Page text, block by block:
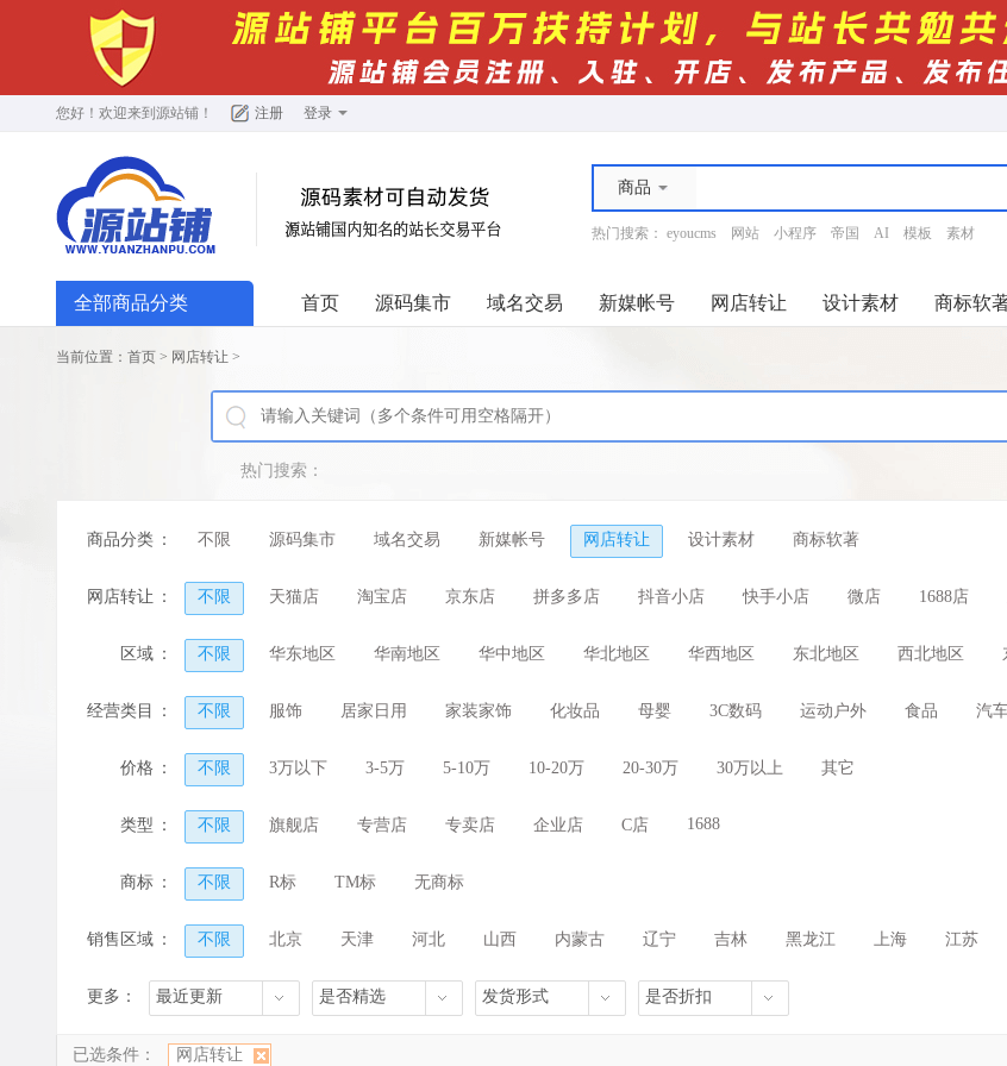
您好！欢迎来到 源站铺 ！ 注册 登录
商品
热门搜索： eyoucms 网站 小程序 帝国 AI 模板 素材
全部商品分类 首页 源码集市 域名交易 新媒帐号 网店转让 设计素材 商标软
当前位置： 首页 > 网店转让 >
热门搜索：
商品分类 ： 不限 源码集市 域名交易 新媒帐号 网店转让 设计素材 商标软著
网店转让 ： 不限 天猫店 淘宝店 京东店 拼多多店 抖音小店 快手小店 微店 1688店
区域 ： 不限 华东地区 华南地区 华中地区 华北地区 华西地区 东北地区 西北地区
港澳台地区
经营类目 ： 不限 服饰 居家日用 家装家饰 化妆品 母婴 3C数码 运动户外 食品 汽
家用电器
价格 ： 不限 3万以下 3-5万 5-10万 10-20万 20-30万 30万以上 其它
类型 ： 不限 旗舰店 专营店 专卖店 企业店 C店 1688
商标 ： 不限 R标 TM标 无商标
销售区域 ： 不限 北京 天津 河北 山西 内蒙古 辽宁 吉林 黑龙江 上海 江苏
河南 湖北 湖南 广东 广西 海南 重庆 四川 贵州
香港 澳门
更多： 最近更新 是否精选 发货形式 是否折扣
已选条件： 网店转让